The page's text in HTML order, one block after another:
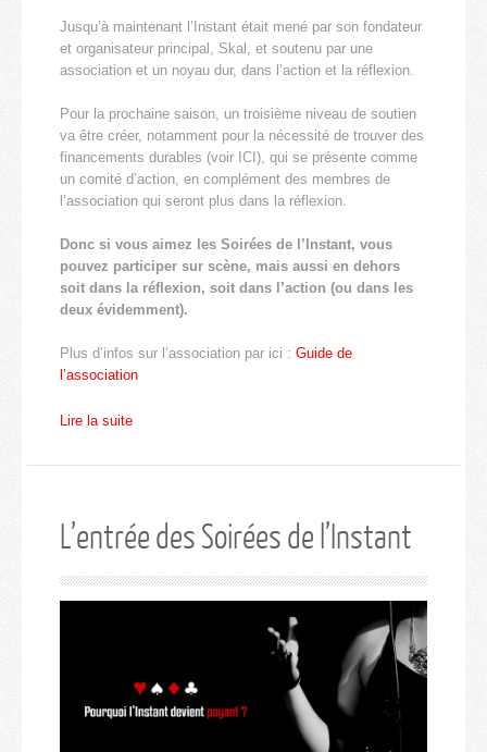
Jusqu’à maintenant l’Instant était mené par son fondateur
et organisateur principal, Skal, et soutenu par une
association et un noyau dur, dans l’action et la réflexion.
Pour la prochaine saison, un troisième niveau de soutien
va être créer, notamment pour la nécessité de trouver des
financements durables (voir ICI), qui se présente comme
un comité d’action, en complément des membres de
l’association qui seront plus dans la réflexion.
Donc si vous aimez les Soirées de l’Instant, vous
pouvez participer sur scène, mais aussi en dehors
soit dans la réflexion, soit dans l’action (ou dans les
deux évidemment).
Plus d’infos sur l’association par ici : Guide de
l’association
Lire la suite
L’entrée des Soirées de l’Instant